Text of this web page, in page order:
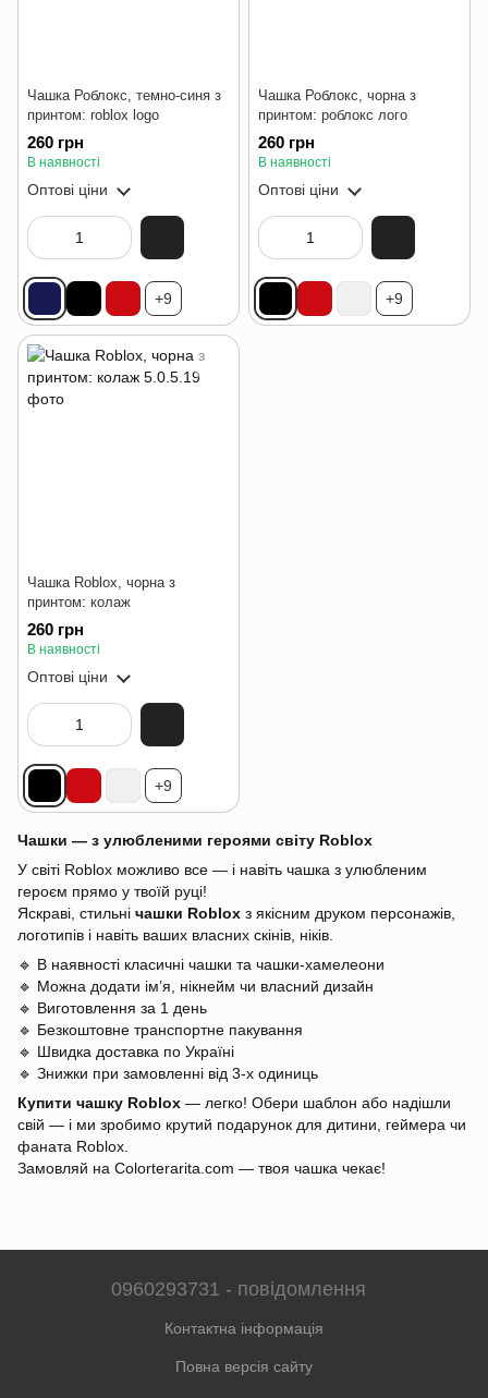
Чашка Роблокс, темно-синя з
принтом: roblox logo
260 грн
В наявності
Оптові ціни
+9
Чашка Роблокс, чорна з
принтом: роблокс лого
260 грн
В наявності
Оптові ціни
+9
Чашка Roblox, чорна з
принтом: колаж
260 грн
В наявності
Оптові ціни
+9
Чашки — з улюбленими героями світу Roblox
У світі Roblox можливо все — і навіть чашка з улюбленим
героєм прямо у твоїй руці!
Яскраві, стильні чашки Roblox з якісним друком персонажів,
логотипів і навіть ваших власних скінів, ніків.
🔹 В наявності класичні чашки та чашки-хамелеони
🔹 Можна додати ім’я, нікнейм чи власний дизайн
🔹 Виготовлення за 1 день
🔹 Безкоштовне транспортне пакування
🔹 Швидка доставка по Україні
🔹 Знижки при замовленні від 3-х одиниць
Купити чашку Roblox — легко! Обери шаблон або надішли
свій — і ми зробимо крутий подарунок для дитини, геймера чи
фаната Roblox.
Замовляй на Colorterarita.com — твоя чашка чекає!
0960293731 - повідомлення
Контактна інформація
Повна версія сайту